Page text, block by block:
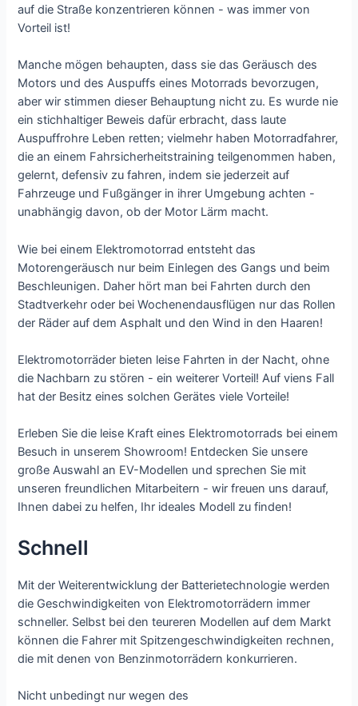
auf die Straße konzentrieren können - was immer von
Vorteil ist!
Manche mögen behaupten, dass sie das Geräusch des
Motors und des Auspuffs eines Motorrads bevorzugen,
aber wir stimmen dieser Behauptung nicht zu. Es wurde nie
ein stichhaltiger Beweis dafür erbracht, dass laute
Auspuffrohre Leben retten; vielmehr haben Motorradfahrer,
die an einem Fahrsicherheitstraining teilgenommen haben,
gelernt, defensiv zu fahren, indem sie jederzeit auf
Fahrzeuge und Fußgänger in ihrer Umgebung achten -
unabhängig davon, ob der Motor Lärm macht.
Wie bei einem Elektromotorrad entsteht das
Motorengeräusch nur beim Einlegen des Gangs und beim
Beschleunigen. Daher hört man bei Fahrten durch den
Stadtverkehr oder bei Wochenendausflügen nur das Rollen
der Räder auf dem Asphalt und den Wind in den Haaren!
Elektromotorräder bieten leise Fahrten in der Nacht, ohne
die Nachbarn zu stören - ein weiterer Vorteil! Auf viens Fall
hat der Besitz eines solchen Gerätes viele Vorteile!
Erleben Sie die leise Kraft eines Elektromotorrads bei einem
Besuch in unserem Showroom! Entdecken Sie unsere
große Auswahl an EV-Modellen und sprechen Sie mit
unseren freundlichen Mitarbeitern - wir freuen uns darauf,
Ihnen dabei zu helfen, Ihr ideales Modell zu finden!
Schnell
Mit der Weiterentwicklung der Batterietechnologie werden
die Geschwindigkeiten von Elektromotorrädern immer
schneller. Selbst bei den teureren Modellen auf dem Markt
können die Fahrer mit Spitzengeschwindigkeiten rechnen,
die mit denen von Benzinmotorrädern konkurrieren.
Nicht unbedingt nur wegen des